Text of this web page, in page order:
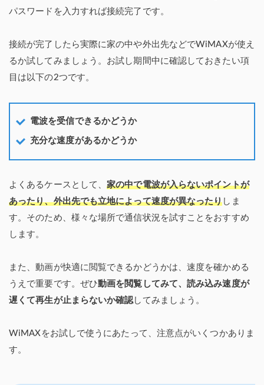
パスワードを入力すれば接続完了です。
接続が完了したら実際に家の中や外出先などでWiMAXが使え
るか試してみましょう。お試し期間中に確認しておきたい項
目は以下の2つです。
電波を受信できるかどうか
充分な速度があるかどうか
よくあるケースとして、家の中で電波が入らないポイントが
あったり、外出先でも立地によって速度が異なったり しま
す。そのため、様々な場所で通信状況を試すことをおすすめ
します。
また、動画が快適に閲覧できるかどうかは、速度を確かめる
うえで重要です。ぜひ動画を閲覧してみて、読み込み速度が
遅くて再生が止まらないか確認 してみましょう。
WiMAXをお試しで使うにあたって、注意点がいくつかありま
す。